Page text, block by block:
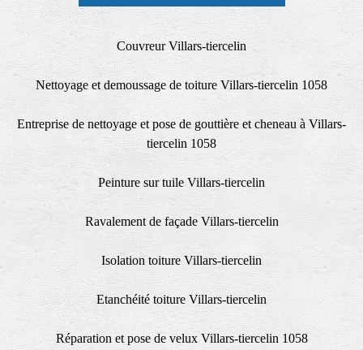
Couvreur Villars-tiercelin
Nettoyage et demoussage de toiture Villars-tiercelin 1058
Entreprise de nettoyage et pose de gouttière et cheneau à Villars-
tiercelin 1058
Peinture sur tuile Villars-tiercelin
Ravalement de façade Villars-tiercelin
Isolation toiture Villars-tiercelin
Etanchéité toiture Villars-tiercelin
Réparation et pose de velux Villars-tiercelin 1058